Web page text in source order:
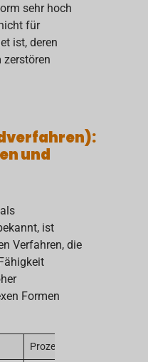
sehr hoch
für
ist, deren
zerstören
und
ist
Verfahren, die
Formen
Prozessbeschreibung